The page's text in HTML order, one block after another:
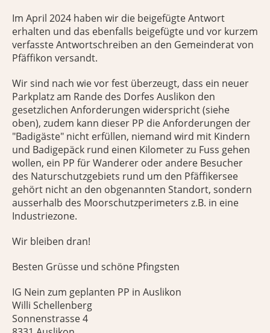
Im April 2024 haben wir die beigefügte Antwort
erhalten und das ebenfalls beigefügte und vor kurzem
verfasste Antwortschreiben an den Gemeinderat von
Pfäffikon versandt.
Wir sind nach wie vor fest überzeugt, dass ein neuer
Parkplatz am Rande des Dorfes Auslikon den
gesetzlichen Anforderungen widerspricht (siehe
oben), zudem kann dieser PP die Anforderungen der
"Badigäste" nicht erfüllen, niemand wird mit Kindern
und Badigepäck rund einen Kilometer zu Fuss gehen
wollen, ein PP für Wanderer oder andere Besucher
des Naturschutzgebiets rund um den Pfäffikersee
gehört nicht an den obgenannten Standort, sondern
ausserhalb des Moorschutzperimeters z.B. in eine
Industriezone.
Wir bleiben dran!
Besten Grüsse und schöne Pfingsten
IG Nein zum geplanten PP in Auslikon
Willi Schellenberg
Sonnenstrasse 4